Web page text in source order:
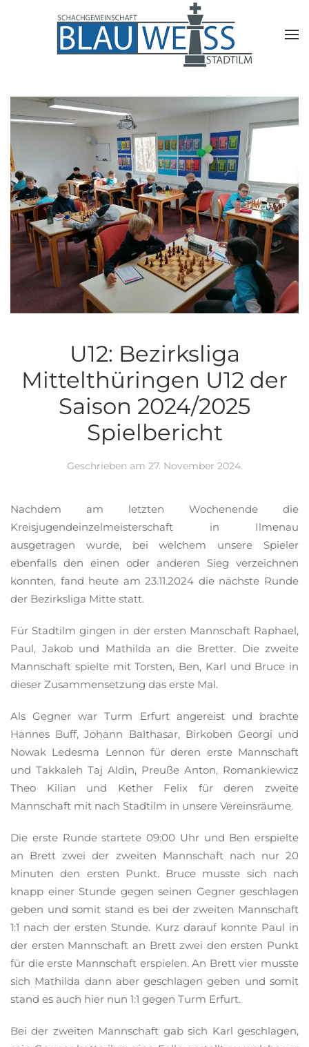
Skip to main content
U12: Bezirksliga
Mittelthüringen U12 der
Saison 2024/2025
Spielbericht
Geschrieben am 27. November 2024.
Nachdem am letzten Wochenende die
Kreisjugendeinzelmeisterschaft in Ilmenau
ausgetragen wurde, bei welchem unsere Spieler
ebenfalls den einen oder anderen Sieg verzeichnen
konnten, fand heute am 23.11.2024 die nächste Runde
der Bezirksliga Mitte statt.
Für Stadtilm gingen in der ersten Mannschaft Raphael,
Paul, Jakob und Mathilda an die Bretter. Die zweite
Mannschaft spielte mit Torsten, Ben, Karl und Bruce in
dieser Zusammensetzung das erste Mal.
Als Gegner war Turm Erfurt angereist und brachte
Hannes Buff, Johann Balthasar, Birkoben Georgi und
Nowak Ledesma Lennon für deren erste Mannschaft
und Takkaleh Taj Aldin, Preuße Anton, Romankiewicz
Theo Kilian und Kether Felix für deren zweite
Mannschaft mit nach Stadtilm in unsere Vereinsräume.
Die erste Runde startete 09:00 Uhr und Ben erspielte
an Brett zwei der zweiten Mannschaft nach nur 20
Minuten den ersten Punkt. Bruce musste sich nach
knapp einer Stunde gegen seinen Gegner geschlagen
geben und somit stand es bei der zweiten Mannschaft
1:1 nach der ersten Stunde. Kurz darauf konnte Paul in
der ersten Mannschaft an Brett zwei den ersten Punkt
für die erste Mannschaft erspielen. An Brett vier musste
sich Mathilda dann aber geschlagen geben und somit
stand es auch hier nun 1:1 gegen Turm Erfurt.
Bei der zweiten Mannschaft gab sich Karl geschlagen,